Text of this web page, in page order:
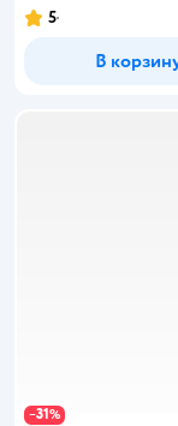
Рейтинг:
5
В
−31%